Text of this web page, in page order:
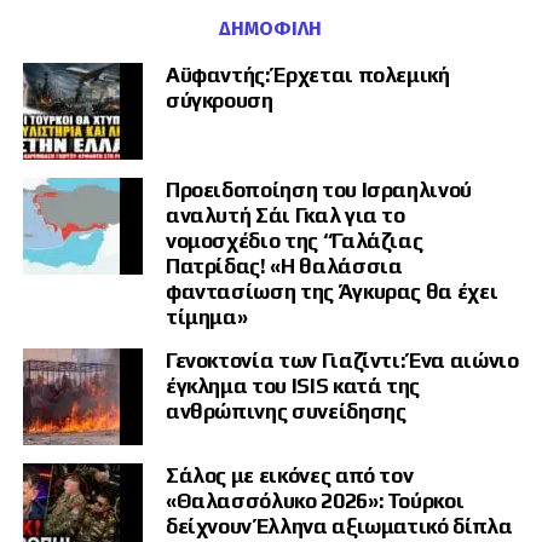
«Διπλωματικό ράπισμα για
την Ουάσινγκτον»
Ιδιαίτερη αναφορά έκανε στην επιμονή της Τεχεράνης ότι δεν υπάρχει
αμερικανική συμμετοχή στις συνομιλίες.
Ο Καλεντερίδης δεν απέκλεισε το ενδεχόμενο οι ΗΠΑ να επιχειρούν να
επηρεάσουν έμμεσα τη διαδικασία μέσω του Ομάν ή άλλων
περιφερειακών παικτών, όπως το Πακιστάν.
Ωστόσο, όπως τόνισε, η δημόσια ιρανική διάψευση περί ύπαρξης
αμερικανικού διαύλου αποτελεί από μόνη της σημαντικό μήνυμα.
«Νομίζω ότι αυτό είναι ένα διπλωματικό ράπισμα για την
Ουάσινγκτον», ανέφερε.
Η βαριά καταγγελία για
ελληνικά πλοία
ΔΗΜΟΦΙΛΉ
Αϋφαντής: Έρχεται πολεμική
σύγκρουση
Προειδοποίηση του Ισραηλινού
αναλυτή Σάι Γκαλ για το
νομοσχέδιο της “Γαλάζιας
Πατρίδας! «Η θαλάσσια
φαντασίωση της Άγκυρας θα έχει
τίμημα»
Γενοκτονία των Γιαζίντι: Ένα αιώνιο
έγκλημα του ISIS κατά της
ανθρώπινης συνείδησης
Σάλος με εικόνες από τον
«Θαλασσόλυκο 2026»: Τούρκοι
δείχνουν Έλληνα αξιωματικό δίπλα